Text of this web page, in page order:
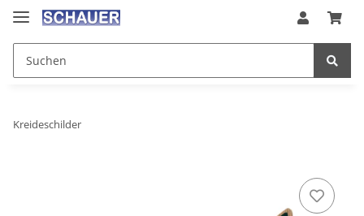
Kreideschilder